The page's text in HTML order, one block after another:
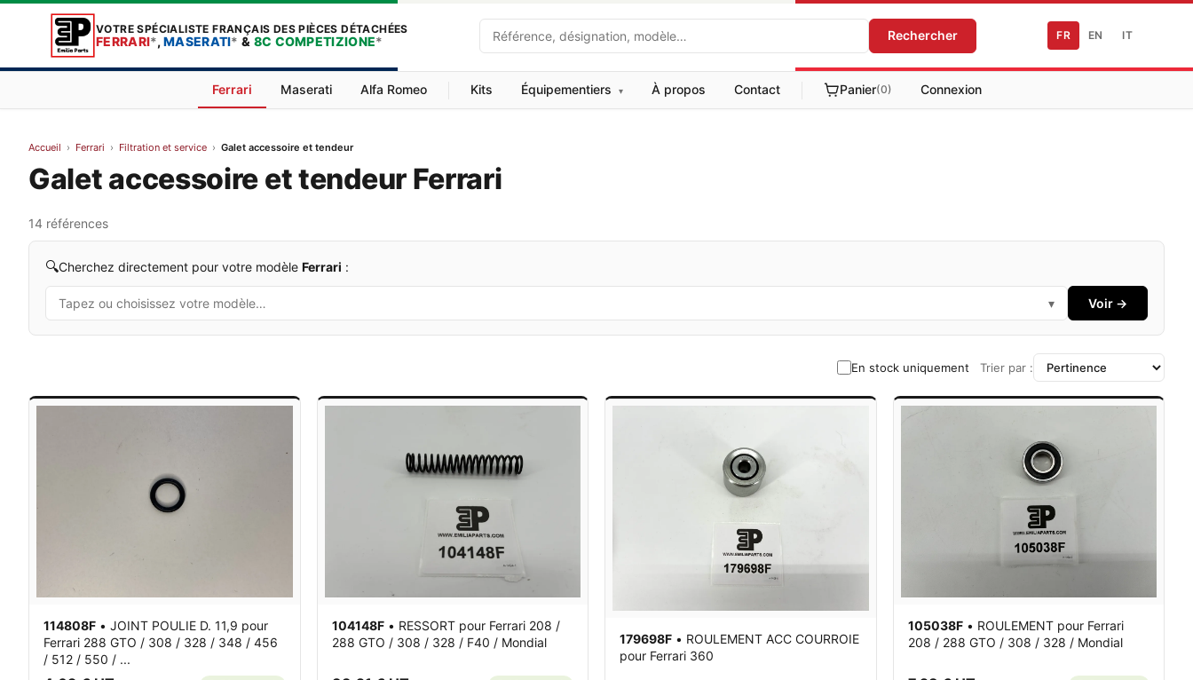
VOTRE SPÉCIALISTE FRANÇAIS DES PIÈCES DÉTACHÉES
FERRARI*,MASERATI* & 8C COMPETIZIONE*
Recherche Rechercher FR EN IT
Ferrari Maserati Alfa Romeo Kits Équipementiers ▾ À propos Contact Panier(0) Connexion
Accueil › Ferrari › Filtration et service › Galet accessoire et tendeur
Galet accessoire et tendeur Ferrari
14 références
🔍Cherchez directement pour votre modèle Ferrari :
▾ Voir →
En stock uniquement Trier par :
114808F • JOINT POULIE D. 11,9 pour
Ferrari 288 GTO / 308 / 328 / 348 / 456
/ 512 / 550 / ...
104148F • RESSORT pour Ferrari 208 /
288 GTO / 308 / 328 / F40 / Mondial
179698F • ROULEMENT ACC COURROIE
pour Ferrari 360
105038F • ROULEMENT pour Ferrari
208 / 288 GTO / 308 / 328 / Mondial